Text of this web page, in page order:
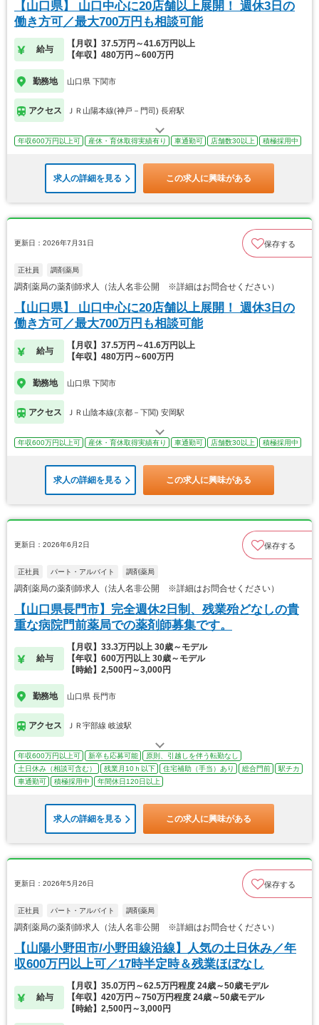
【山口県】 山口中心に20店舗以上展開！ 週休3日の
働き方可／最大700万円も相談可能
給与
【月収】37.5万円～41.6万円以上
【年収】480万円～600万円
勤務地 山口県 下関市
アクセス ＪＲ山陽本線(神戸－門司) 長府駅
年収600万円以上可 産休・育休取得実績有り 車通勤可 店舗数30以上 積極採用中
求人の詳細を見る この求人に興味がある
更新日：2026年7月31日 保存する
正社員 調剤薬局
調剤薬局の薬剤師求人（法人名非公開 ※詳細はお問合せください）
【山口県】 山口中心に20店舗以上展開！ 週休3日の
働き方可／最大700万円も相談可能
給与
【月収】37.5万円～41.6万円以上
【年収】480万円～600万円
勤務地 山口県 下関市
アクセス ＪＲ山陰本線(京都－下関) 安岡駅
年収600万円以上可 産休・育休取得実績有り 車通勤可 店舗数30以上 積極採用中
求人の詳細を見る この求人に興味がある
更新日：2026年6月2日 保存する
正社員 パート・アルバイト 調剤薬局
調剤薬局の薬剤師求人（法人名非公開 ※詳細はお問合せください）
【山口県長門市】完全週休2日制、残業殆どなしの貴
重な病院門前薬局での薬剤師募集です。
給与
【月収】33.3万円以上 30歳～モデル
【年収】600万円以上 30歳～モデル
【時給】2,500円～3,000円
勤務地 山口県 長門市
アクセス ＪＲ宇部線 岐波駅
年収600万円以上可 新卒も応募可能
原則、引越しを伴う転勤なし
土日休み（相談可含む）
残業月10ｈ以下 住宅補助（手当）あり 総合門前
駅チカ
車通勤可
積極採用中 年間休日120日以上
求人の詳細を見る この求人に興味がある
更新日：2026年5月26日 保存する
正社員 パート・アルバイト 調剤薬局
調剤薬局の薬剤師求人（法人名非公開 ※詳細はお問合せください）
【山陽小野田市/小野田線沿線】人気の土日休み／年
収600万円以上可／17時半定時＆残業ほぼなし
給与
【月収】35.0万円～62.5万円程度 24歳～50歳モデル
【年収】420万円～750万円程度 24歳～50歳モデル
【時給】2,500円～3,000円